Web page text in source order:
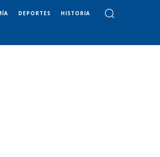
DEPORTES HISTORIA